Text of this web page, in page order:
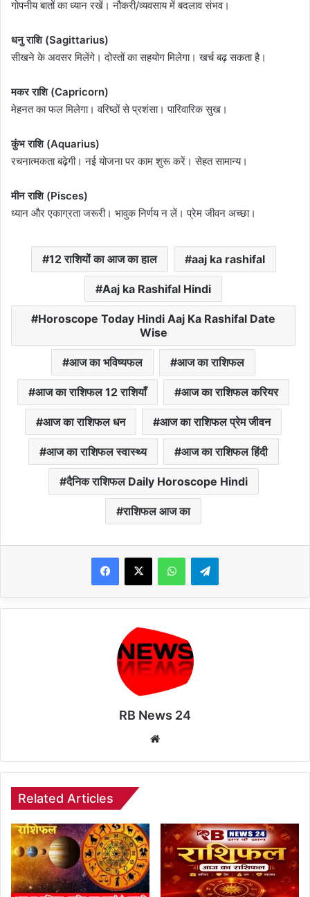
गोपनीय बातों का ध्यान रखें। नौकरी/व्यवसाय में बदलाव संभव।
धनु राशि (Sagittarius)
सीखने के अवसर मिलेंगे। दोस्तों का सहयोग मिलेगा। खर्च बढ़ सकता है।
मकर राशि (Capricorn)
मेहनत का फल मिलेगा। वरिष्ठों से प्रशंसा। पारिवारिक सुख।
कुंभ राशि (Aquarius)
रचनात्मकता बढ़ेगी। नई योजना पर काम शुरू करें। सेहत सामान्य।
मीन राशि (Pisces)
ध्यान और एकाग्रता जरूरी। भावुक निर्णय न लें। प्रेम जीवन अच्छा।
12 राशियों का आज का हाल aaj ka rashifal
Aaj ka Rashifal Hindi
Horoscope Today Hindi Aaj Ka Rashifal Date
Wise
आज का भविष्यफल आज का राशिफल
आज का राशिफल 12 राशियाँ आज का राशिफल करियर
आज का राशिफल धन आज का राशिफल प्रेम जीवन
आज का राशिफल स्वास्थ्य आज का राशिफल हिंदी
दैनिक राशिफल Daily Horoscope Hindi
राशिफल आज का
WhatsAppTelegram
RB News 24
Related Articles